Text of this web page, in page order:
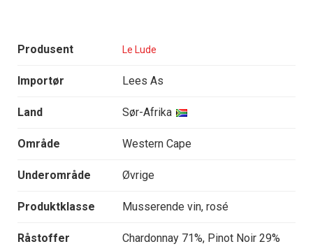
Produsent Le Lude
Importør Lees As
Land Sør-Afrika
Område Western Cape
Underområde Øvrige
Produktklasse Musserende vin, rosé
Råstoffer Chardonnay 71%, Pinot Noir 29%